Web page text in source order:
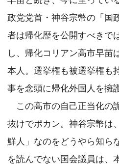
政党党首・神谷宗幣の「国
者は帰化歴を公開すべきで
し、帰化コリアン高市早苗
本人。選挙権も被選挙権も
事を念頭に帰化外国人を擁
この高市の自己正当化の
抜けでポカン。神谷宗幣は
鮮人」なのをどうやら知ら
を読んでない国会議員は、